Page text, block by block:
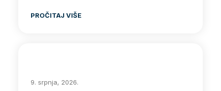
PROČITAJ VIŠE
9. srpnja, 2026.